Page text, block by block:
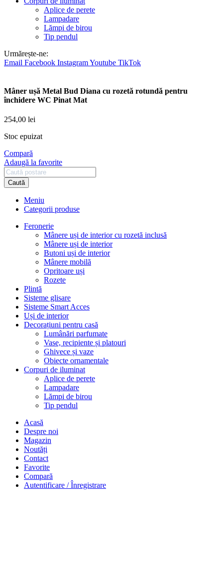
Aplice de perete
Lampadare
Lămpi de birou
Tip pendul
Urmărește-ne:
Email Facebook InstagramYoutube TikTok
Mâner ușă Metal Bud Diana cu rozetă rotundă pentru
închidere WC Pinat Mat
254,00 lei
Stoc epuizat
Compară
Adaugă la favorite
Caută
Meniu
Categorii produse
Feronerie
Mânere uși de interior cu rozetă inclusă
Mânere uși de interior
Butoni uși de interior
Mânere mobilă
Opritoare uși
Rozete
Plintă
Sisteme glisare
Sisteme Smart Acces
Uși de interior
Decorațiuni pentru casă
Lumânări parfumate
Vase, recipiente și platouri
Ghivece și vaze
Obiecte ornamentale
Corpuri de iluminat
Aplice de perete
Lampadare
Lămpi de birou
Tip pendul
Acasă
Despre noi
Magazin
Noutăți
Contact
Favorite
Compară
Autentificare / Înregistrare